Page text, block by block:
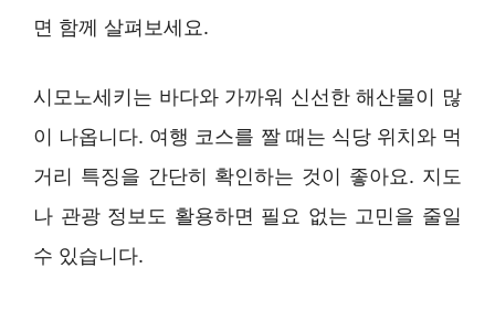
면 함께 살펴보세요.
시모노세키는 바다와 가까워 신선한 해산물이 많
이 나옵니다. 여행 코스를 짤 때는 식당 위치와 먹
거리 특징을 간단히 확인하는 것이 좋아요. 지도
나 관광 정보도 활용하면 필요 없는 고민을 줄일
수 있습니다.